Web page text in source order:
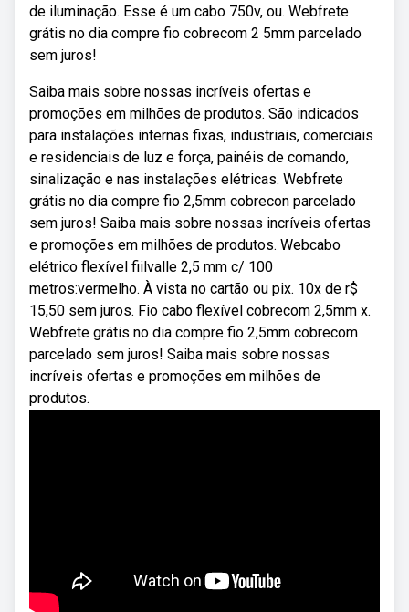
de iluminação. Esse é um cabo 750v, ou. Webfrete
grátis no dia compre fio cobrecom 2 5mm parcelado
sem juros!
Saiba mais sobre nossas incríveis ofertas e
promoções em milhões de produtos. São indicados
para instalações internas fixas, industriais, comerciais
e residenciais de luz e força, painéis de comando,
sinalização e nas instalações elétricas. Webfrete
grátis no dia compre fio 2,5mm cobrecon parcelado
sem juros! Saiba mais sobre nossas incríveis ofertas
e promoções em milhões de produtos. Webcabo
elétrico flexível fiilvalle 2,5 mm c/ 100
metros:vermelho. À vista no cartão ou pix. 10x de r$
15,50 sem juros. Fio cabo flexível cobrecom 2,5mm x.
Webfrete grátis no dia compre fio 2,5mm cobrecom
parcelado sem juros! Saiba mais sobre nossas
incríveis ofertas e promoções em milhões de
produtos.